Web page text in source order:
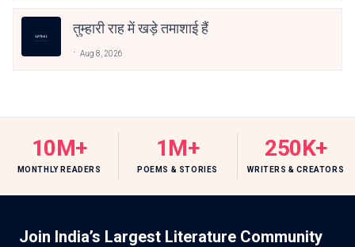
तुम्हारी राह में खड़े तमाशाई हैं
Aug 8, 2026
10M+
MONTHLY READERS
1M+
POEMS & STORIES
250K+
WRITERS & CREATORS
Join India’s Largest Literature Community